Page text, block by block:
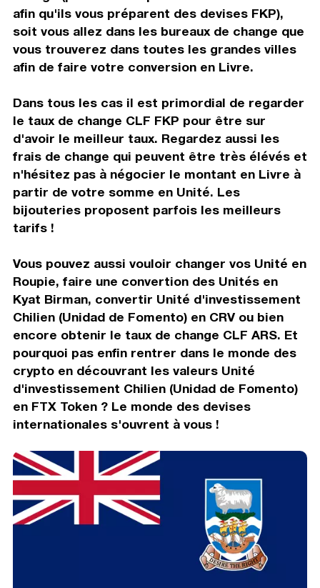
afin qu'ils vous préparent des devises FKP),
soit vous allez dans les bureaux de change que
vous trouverez dans toutes les grandes villes
afin de faire votre conversion en Livre.
Dans tous les cas il est primordial de regarder
le taux de change CLF FKP pour être sur
d'avoir le meilleur taux. Regardez aussi les
frais de change qui peuvent être très élévés et
n'hésitez pas à négocier le montant en Livre à
partir de votre somme en Unité. Les
bijouteries proposent parfois les meilleurs
tarifs !
Vous pouvez aussi vouloir changer vos Unité en
Roupie, faire une convertion des Unités en
Kyat Birman, convertir Unité d'investissement
Chilien (Unidad de Fomento) en CRV ou bien
encore obtenir le taux de change CLF ARS. Et
pourquoi pas enfin rentrer dans le monde des
crypto en découvrant les valeurs Unité
d'investissement Chilien (Unidad de Fomento)
en FTX Token ? Le monde des devises
internationales s'ouvrent à vous !